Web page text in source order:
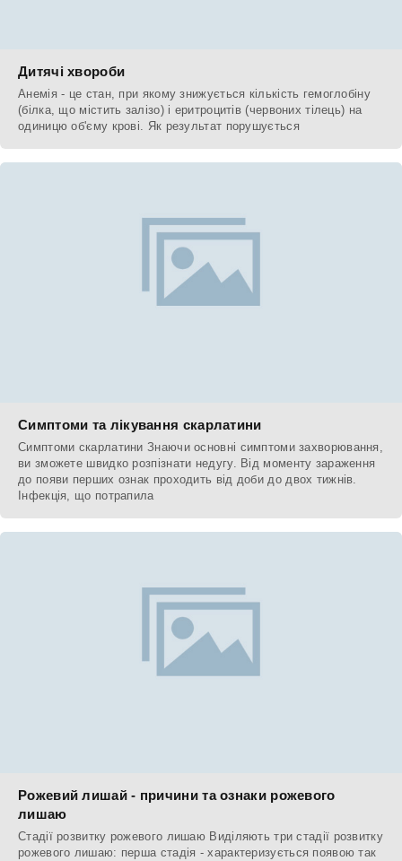
Дитячі хвороби
Анемія - це стан, при якому знижується кількість гемоглобіну
(білка, що містить залізо) і еритроцитів (червоних тілець) на
одиницю об'єму крові. Як результат порушується
Симптоми та лікування скарлатини
Симптоми скарлатини Знаючи основні симптоми захворювання,
ви зможете швидко розпізнати недугу. Від моменту зараження
до появи перших ознак проходить від доби до двох тижнів.
Інфекція, що потрапила
Рожевий лишай - причини та ознаки рожевого
лишаю
Стадії розвитку рожевого лишаю Виділяють три стадії розвитку
рожевого лишаю: перша стадія - характеризується появою так